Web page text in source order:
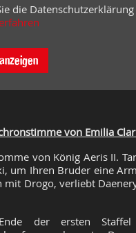
die Datenschutzerklärung
von Emilia
von König Aeris II.
um Ihren Bruder eine
Drogo, verliebt
der ersten